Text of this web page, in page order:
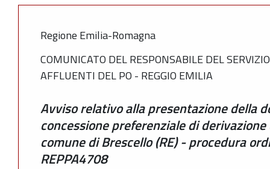
Regione Emilia-Romagna
COMUNICATO DEL RESPONSABILE DEL
AFFLUENTI DEL PO - REGGIO EMILIA
Avviso relativo alla presentazione della
concessione preferenziale di
comune di Brescello (RE) - procedura
REPPA4708